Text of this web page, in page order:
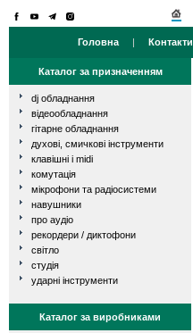
Головна | Контакти
Каталог за призначенням
dj обладнання
відеообладнання
гітарне обладнання
духові, смичкові інструменти
клавішні і midi
комутація
мікрофони та радіосистеми
навушники
про аудіо
рекордери / диктофони
світло
студія
ударні інструменти
Каталог за виробниками